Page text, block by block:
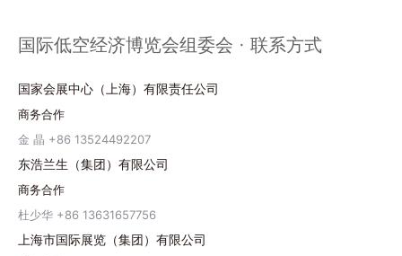
国际低空经济博览会组委会 · 联系方式
国家会展中心（上海）有限责任公司
商务合作
金 晶 +86 13524492207
东浩兰生（集团）有限公司
商务合作
杜少华 +86 13631657756
上海市国际展览（集团）有限公司